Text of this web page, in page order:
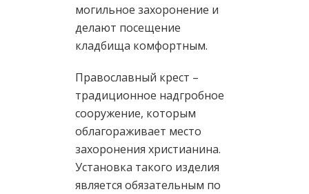
могильное захоронение и
делают посещение
кладбища комфортным.
Православный крест –
традиционное надгробное
сооружение, которым
облагораживает место
захоронения христианина.
Установка такого изделия
является обязательным по